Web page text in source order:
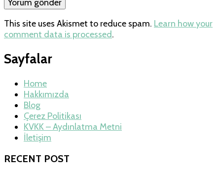
This site uses Akismet to reduce spam. Learn how your
comment data is processed.
Sayfalar
Home
Hakkımızda
Blog
Çerez Politikası
KVKK – Aydınlatma Metni
İletişim
RECENT POST